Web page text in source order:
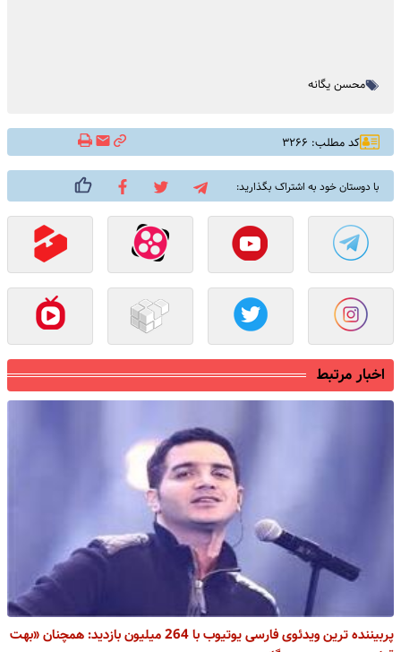
محسن یگانه
کد مطلب: ۳۲۶۶
با دوستان خود به اشتراک بگذارید:
اخبار مرتبط
پربیننده ترین ویدئوی فارسی یوتیوب با 264 میلیون بازدید: همچنان «بهت